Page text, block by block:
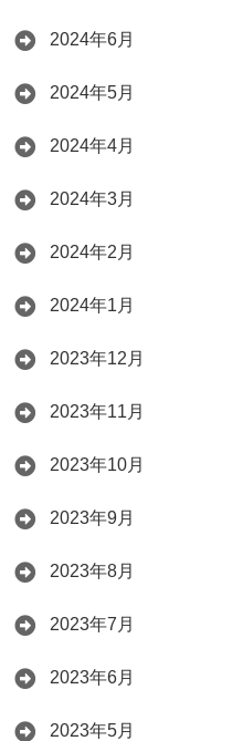
2024年6月
2024年5月
2024年4月
2024年3月
2024年2月
2024年1月
2023年12月
2023年11月
2023年10月
2023年9月
2023年8月
2023年7月
2023年6月
2023年5月